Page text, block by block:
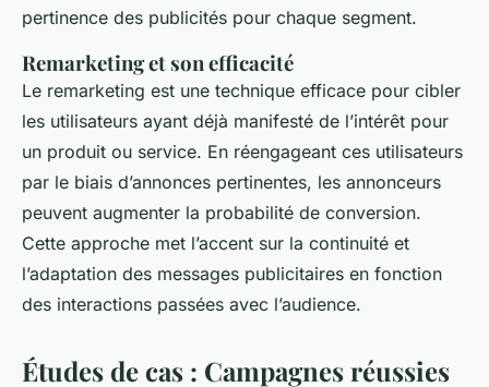
pertinence des publicités pour chaque segment.
Remarketing et son efficacité
Le remarketing est une technique efficace pour cibler
les utilisateurs ayant déjà manifesté de l’intérêt pour
un produit ou service. En réengageant ces utilisateurs
par le biais d’annonces pertinentes, les annonceurs
peuvent augmenter la probabilité de conversion.
Cette approche met l’accent sur la continuité et
l’adaptation des messages publicitaires en fonction
des interactions passées avec l’audience.
Études de cas : Campagnes réussies